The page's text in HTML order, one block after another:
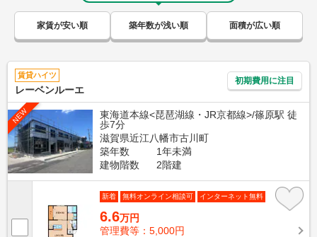
家賃が安い順 築年数が浅い順 面積が広い順
賃貸ハイツ
レーベンルーエ
初期費用に注目
NEW
東海道本線<琵琶湖線・JR京都線>/篠原駅 徒
歩7分
滋賀県近江八幡市古川町
築年数
1年未満
建物階数
2階建
新着 無料オンライン相談可 インターネット無料
6.6万円
管理費等：5,000円